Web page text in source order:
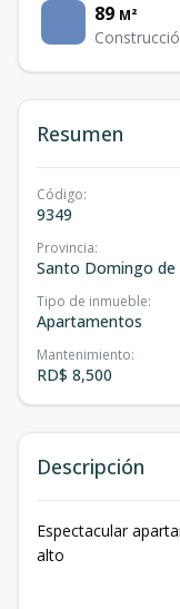
89 M²
Resumen
Código:
9349
Provincia:
Santo Domingo de
Tipo de inmueble:
Apartamentos
Mantenimiento:
RD$ 8,500
Descripción
Espectacular
alto